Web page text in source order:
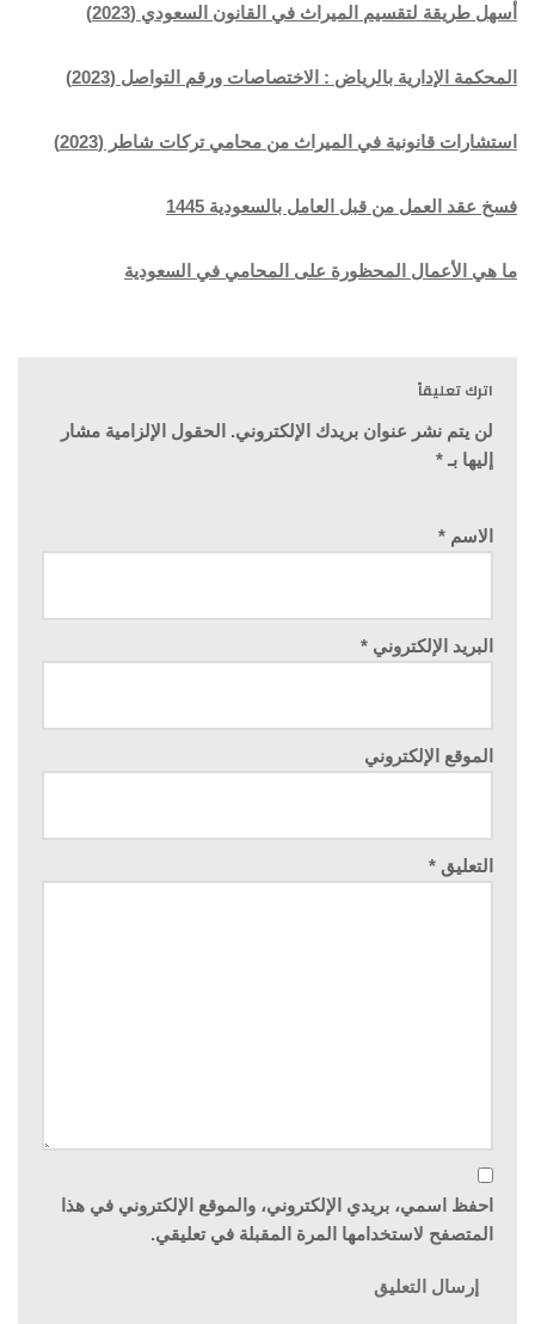
أسهل طريقة لتقسيم الميراث في القانون السعودي (2023)
المحكمة الإدارية بالرياض : الاختصاصات ورقم التواصل (2023)
استشارات قانونية في الميراث من محامي تركات شاطر (2023)
فسخ عقد العمل من قبل العامل بالسعودية 1445
ما هي الأعمال المحظورة على المحامي في السعودية
اترك تعليقاً
لن يتم نشر عنوان بريدك الإلكتروني. الحقول الإلزامية مشار
إليها بـ *
الاسم *
البريد الإلكتروني *
الموقع الإلكتروني
التعليق *
احفظ اسمي، بريدي الإلكتروني، والموقع الإلكتروني في هذا
المتصفح لاستخدامها المرة المقبلة في تعليقي.